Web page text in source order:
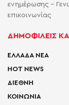
ενημέρωσης -
επικοινωνίας
ΔΗΜΟΦΙΛΕΙΣ
ΕΛΛΑΔΑ ΝΕΑ
HOT NEWS
ΔΙΕΘΝΗ
ΚΟΙΝΩΝΙΑ